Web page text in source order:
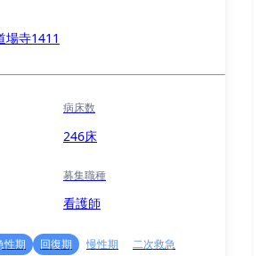
場寺1411
病床数
246床
募集職種
看護師
性期 回復期 慢性期
二次救急